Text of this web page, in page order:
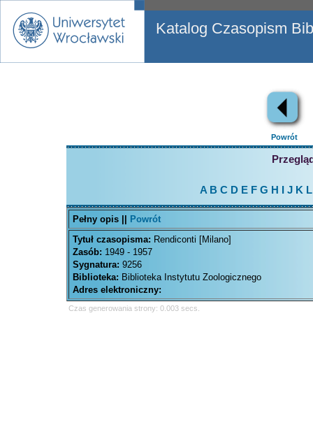
Katalog Czasopism
Powrót
A B C D EFG H J K L
Pełny opis ||
Powrót
Tytuł czasopisma: Rendiconti [Milano]
Zasób: 1949 - 1957
Sygnatura: 9256
Biblioteka: Biblioteka Instytutu Zoologicznego
Adres elektroniczny:
Czas generowania strony: 0.003 secs.